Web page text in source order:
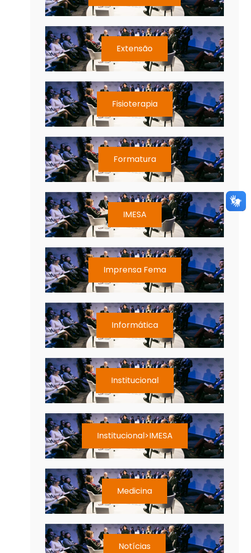
Extensão
Fisioterapia
Formatura
IMESA
Imprensa Fema
Informática
Institucional
Institucional>IMESA
Medicina
Notícias